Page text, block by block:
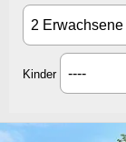
Kinder